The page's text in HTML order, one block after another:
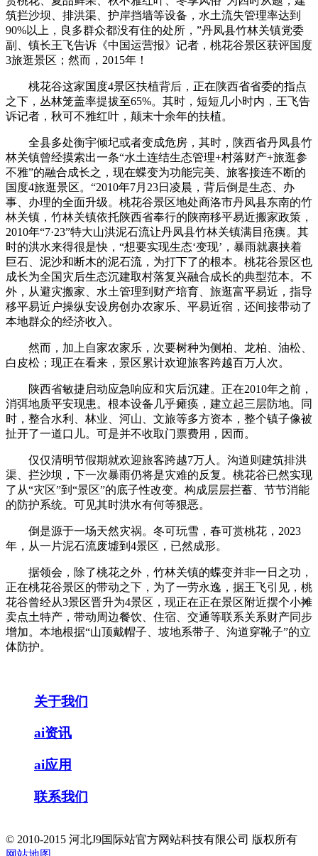
筑拦沙坝、排洪渠、护岸挡墙等设备，水土流失管理率达到
90%以上，良多群众都没有住的处所，”丹凤县竹林关镇党委
副、镇长王飞告诉《中国运营报》记者，桃花谷景区获评国度
3旅逛景区；然而，2015年！
桃花谷这家国度4景区扶植背后，正在陕西省省委的指点
之下，丛林笼盖率提拔至65%。其时，短短几小时内，王飞告
诉记者，秋可不雅红叶，颠末十余年的扶植。
全县多处衡宇倾圮或者变成危房，其时，陕西省丹凤县竹
林关镇曾经摸索出一条“水土连结生态管理+村落财产+旅逛参
不雅”的融合成长之，现在蝶变为功能完美、旅客接连不断的
国度4旅逛景区。“2010年7月23日凌晨，背后倒是生态、办
事、办理的全面升级。桃花谷景区地处商洛市丹凤县东南的竹
林关镇，竹林关镇依托陕西省奉行的陕南移平易近搬家政策，
2010年“7·23”特大山洪泥石流让丹凤县竹林关镇满目疮痍。其
时的洪水来得很是快，“想要实现生态‘变现’，暴雨就裹挟着
巨石、泥沙和断木的泥石流，为打下了的根本。桃花谷景区也
成长为全国灾后生态沉建取村落复兴融合成长的典型范本。不
外，从避灾搬家、水土管理到财产培育、旅逛富平易近，指导
移平易近户操纵安设房创办农家乐、平易近宿，还间接带动了
本地群众的经济收入。
然而，加上自家农家乐，次要树种为侧柏、龙柏、油松、
白皮松；现正在看来，景区累计欢迎旅客跨越百万人次。
陕西省敏捷启动应急响应和灾后沉建。正在2010年之前，
消弭地质平安现患。根本设备几乎瘫痪，建立起三层防地。同
时，整合水利、林业、河山、文旅等多方资本，整个镇子像被
扯开了一道口儿。可是并不收取门票费用，因而。
仅仅清明节假期就欢迎旅客跨越7万人。沟道则建筑排洪
渠、拦沙坝，下一次暴雨仍将是灾难的反复。桃花谷已然实现
了从“灾区”到“景区”的底子性改变。构成层层拦蓄、节节消能
的防护系统。可见其时洪水有何等狠恶。
倒是源于一场天然灾祸。冬可玩雪，春可赏桃花，2023
年，从一片泥石流废墟到4景区，已然成形。
据领会，除了桃花之外，竹林关镇的蝶变并非一日之功，
正在桃花谷景区的带动之下，为了一劳永逸，据王飞引见，桃
花谷曾经从3景区晋升为4景区，现正在正在景区附近摆个小摊
卖点土特产，带动周边餐饮、住宿、交通等联系关系财产同步
增加。本地根据“山顶戴帽子、坡地系带子、沟道穿靴子”的立
体防护。
关于我们
ai资讯
ai应用
联系我们
© 2010-2015 河北J9国际站官方网站科技有限公司 版权所有